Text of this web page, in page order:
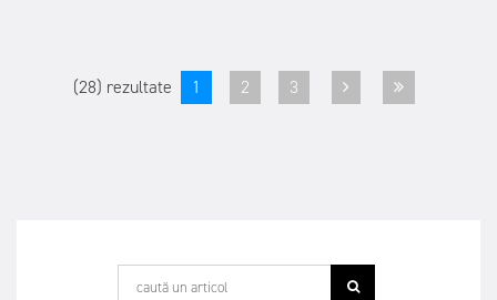
(28) rezultate 1 2 3